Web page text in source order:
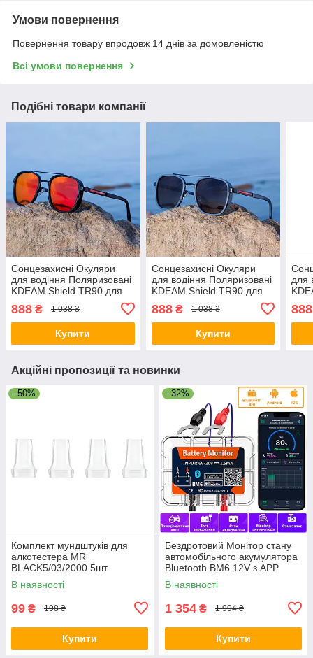
Умови повернення
Повернення товару впродовж 14 днів за домовленістю
Всі умови повернення
Подібні товари компанії
Сонцезахисні Окуляри
для водіння Поляризовані
KDEAM Shield TR90 для
чохлом Унісекс Чорні з
червоними лінзами
888 ₴ 1 038 ₴
Купити
Сонцезахисні Окуляри
для водіння Поляризовані
KDEAM Shield TR90 для
чохлом Унісекс Сірі
888₴ 1 038 ₴
Купити
для
888
Акційні пропозиції та новинки
–50%
Комплект мундштуків для
алкотестера MR
BLACK5/03/2000 5шт
В наявності
99 ₴ 198 ₴
Купити
–32%
Бездротовий Монітор стану
автомобільного акумулятора
Bluetooth BM6 12V з APP
(Android / iOS)
В наявності
1 354 ₴ 1 994 ₴
Купити